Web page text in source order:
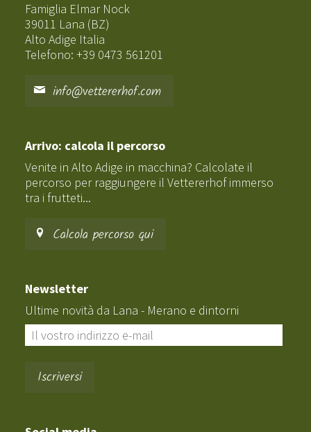
Famiglia Elmar Nock
39011 Lana (BZ)
Alto Adige Italia
Telefono: +39 0473 561201
info@vettererhof.com
Arrivo: calcola il percorso
Venite in Alto Adige in macchina? Calcolate il
percorso per raggiungere il Vettererhof immerso
tra i frutteti...
Calcola percorso qui
Newsletter
Ultime novità da Lana - Merano e dintorni